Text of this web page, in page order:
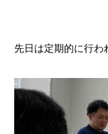
先日は定期的に行わ